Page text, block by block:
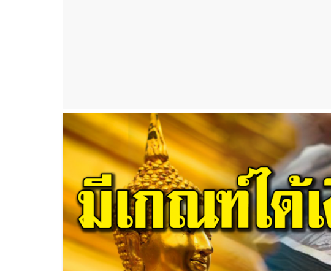
เงิน
กู้
สิน
เชื่อ